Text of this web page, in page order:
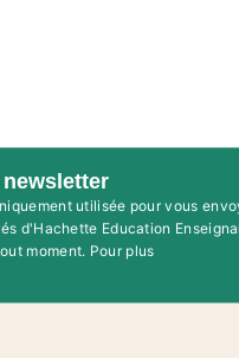
utilisée pour vous
d'Hachette Education
moment. Pour plus